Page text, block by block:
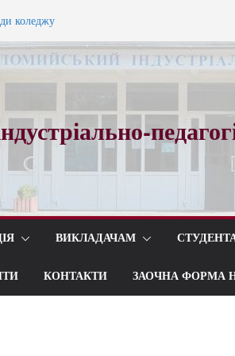
коледжу
вальсу…
ВИКЛАДАЧАМ
КОНТАКТИ ЗАОЧНА ФОРМА